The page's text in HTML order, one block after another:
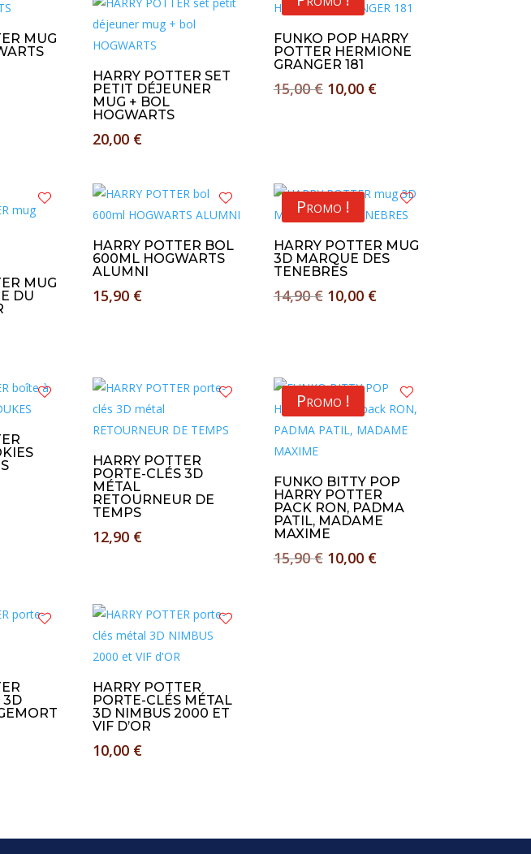
MUG
HARRY POTTER SET
PETIT DÉJEUNER
MUG + BOL
HOGWARTS
20,00 €
FUNKO POP HARRY
POTTER HERMIONE
GRANGER 181
15,00€ Le
10,00 €Le
MUG
DU
HARRY POTTER BOL
600ML HOGWARTS
ALUMNI
15,90 €
Promo !
HARRY POTTER MUG
3D MARQUE DES
TENEBRES
14,90€ Le
14,90 €.
10,00 €Le
10,00 €.
HARRY POTTER
PORTE-CLÉS 3D
MÉTAL
RETOURNEUR DE
TEMPS
12,90 €
Promo !
FUNKO BITTY POP
HARRY POTTER
PACK RON, PADMA
PATIL, MADAME
MAXIME
15,90€ Le
10,00 €Le
3D
HARRY POTTER
PORTE-CLÉS MÉTAL
3D NIMBUS 2000 ET
VIF D’OR
10,00 €